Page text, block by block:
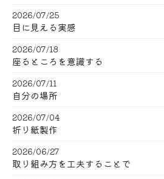
2026/07/25
目に見える実感
2026/07/18
座るところを意識する
2026/07/11
自分の場所
2026/07/04
折り紙製作
2026/06/27
取り組み方を工夫することで